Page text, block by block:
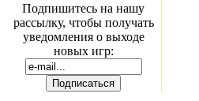
Подпишитесь на нашу
рассылку, чтобы получать
уведомления о выходе
новых игр: